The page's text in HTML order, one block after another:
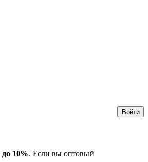
до 10%. Если вы оптовый